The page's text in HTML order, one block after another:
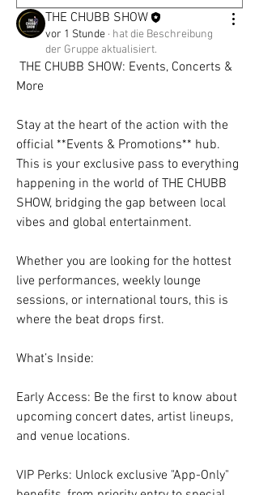
THE CHUBB SHOW
vor 1 Stunde · hat die Beschreibung
der Gruppe aktualisiert.
More
Stay at the heart of the action with the
official **Events & Promotions** hub.
This is your exclusive pass to everything
happening in the world of THE CHUBB
SHOW, bridging the gap between local
vibes and global entertainment.
Whether you are looking for the hottest
live performances, weekly lounge
sessions, or international tours, this is
where the beat drops first.
What’s Inside:
Early Access: Be the first to know about
upcoming concert dates, artist lineups,
and venue locations.
VIP Perks: Unlock exclusive "App-Only"